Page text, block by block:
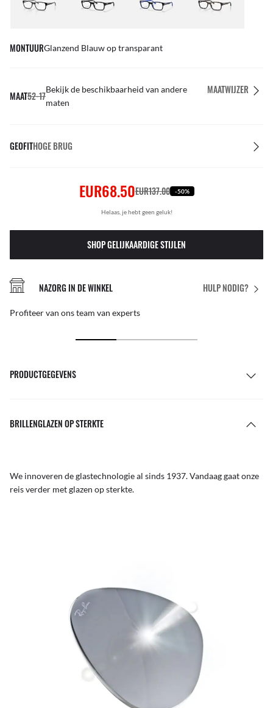
MONTUURGlanzend Blauw op transparant
MAAT52-17
Bekijk de beschikbaarheid van andere
maten
MAATWIJZER
GEOFITHOGE BRUG
EUR68.50EUR137.00 -50%
Helaas, je hebt geen geluk!
SHOP GELIJKAARDIGE STIJLEN
HULP NODIG?
NAZORG IN DE WINKEL
Profiteer van ons team van experts
PRODUCTGEGEVENS
BRILLENGLAZEN OP STERKTE
We innoveren de glastechnologie al sinds 1937. Vandaag gaat onze
reis verder met glazen op sterkte.